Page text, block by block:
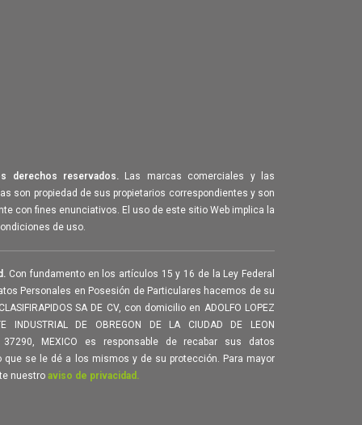
derechos reservados. Las marcas comerciales y las
son propiedad de sus propietarios correspondientes y son
con fines enunciativos. El uso de este sitio Web implica la
de uso.
Con fundamento en los artículos 15 y 16 de la Ley Federal
Personales en Posesión de Particulares hacemos de su
SA DE CV, con domicilio en ADOLFO LOPEZ
INDUSTRIAL DE OBREGON DE LA CIUDAD DE LEON
37290, MEXICO es responsable de recabar sus datos
que se le dé a los mismos y de su protección. Para mayor
nuestro aviso de privacidad.